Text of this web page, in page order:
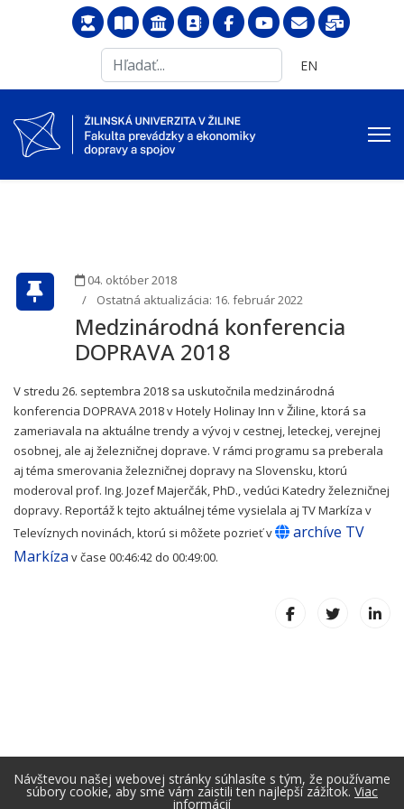
...
Vyberte váš jazyk
EN
04. október 2018
Ostatná aktualizácia: 16. február 2022
Medzinárodná konferencia
DOPRAVA 2018
V stredu 26. septembra 2018 sa uskutočnila medzinárodná
konferencia DOPRAVA 2018 v Hotely Holinay Inn v Žiline, ktorá sa
zameriavala na aktuálne trendy a vývoj v cestnej, leteckej, verejnej
osobnej, ale aj železničnej doprave. V rámci programu sa preberala
aj téma smerovania železničnej dopravy na Slovensku, ktorú
moderoval prof. Ing. Jozef Majerčák, PhD., vedúci Katedry železničnej
dopravy. Reportáž k tejto aktuálnej téme vysielala aj TV Markíza v
Televíznych novinách, ktorú si môžete pozrieť v
archíve TV
Markíza v čase 00:46:42 do 00:49:00.
Návštevou našej webovej stránky súhlasíte s tým, že používame
súbory cookie, aby sme vám zaistili ten najlepší zážitok. Viac
informácií